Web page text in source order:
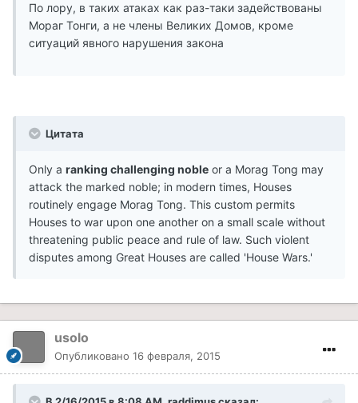
По лору, в таких атаках как раз-таки задействованы
Мораг Тонги, а не члены Великих Домов, кроме
ситуаций явного нарушения закона
Цитата
Only a ranking challenging noble or a Morag Tong may
attack the marked noble; in modern times, Houses
routinely engage Morag Tong. This custom permits
Houses to war upon one another on a small scale without
threatening public peace and rule of law. Such violent
disputes among Great Houses are called 'House Wars.'
usolo
Опубликовано 16 февраля, 2015